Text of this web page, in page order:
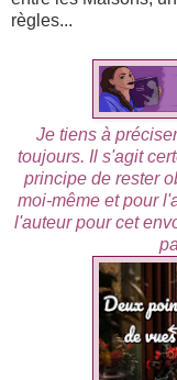
règles...
Je tiens à
toujours. Il s'agit
principe de rester
moi-même et pour
l'auteur pour cet